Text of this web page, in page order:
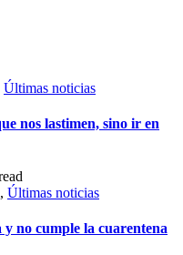
Últimas noticias
nos lastimen, sino ir en
, Últimas noticias
no cumple la cuarentena